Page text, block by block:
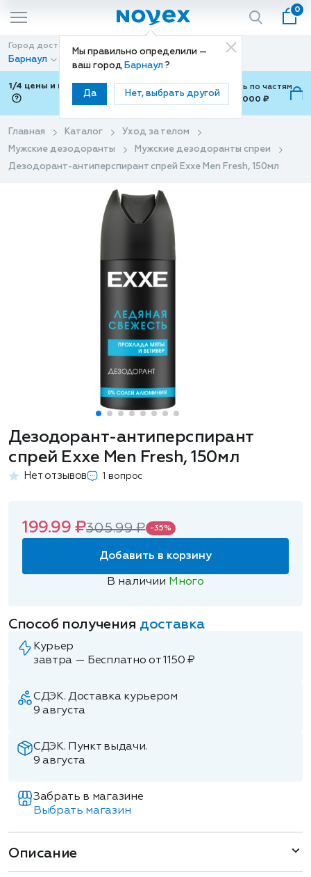
Мы правильно определили —
ваш город Барнаул ?
Да Нет, выбрать другой
0
Город доставки
Барнаул
Способ доставки
Доставка
1/4 цены и покупки ваши с Подели
Можно оплатить по частям
от 700 ₽ до 15,000 ₽
Главная Каталог
Уход за телом
Мужские дезодоранты
Мужские дезодоранты спреи
Дезодорант-антиперспирант спрей Exxe Men Fresh, 150мл
Дезодорант-антиперспирант
спрей Exxe Men Fresh, 150мл
Нет отзывов 1 вопрос
199.99 ₽305.99 ₽ -35%
Добавить в корзину
В наличии Много
Способ получения доставка
Курьер
завтра — Бесплатно от 1150 ₽
СДЭК. Доставка курьером
9 августа
СДЭК. Пункт выдачи.
9 августа
Забрать в магазине
Выбрать магазин
Описание